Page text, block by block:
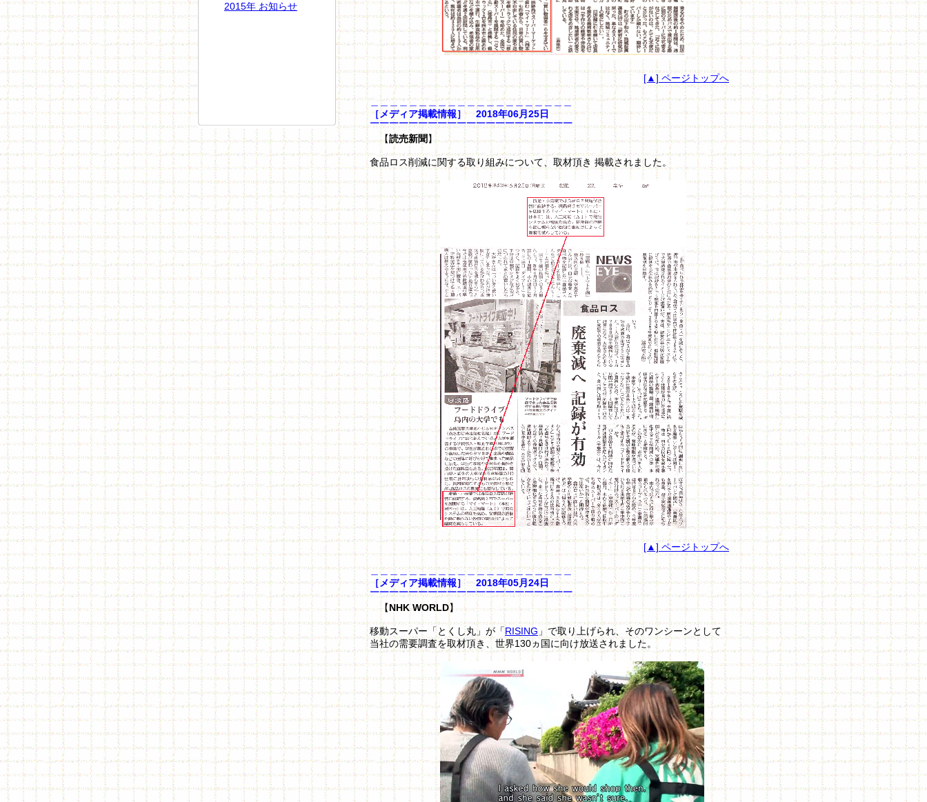
2015年 お知らせ
[▲] ページトップへ
..
＿＿＿＿＿＿＿＿＿＿＿＿＿＿＿＿＿＿＿＿＿
［メディア掲載情報］ 2018年06月25日
￣￣￣￣￣￣￣￣￣￣￣￣￣￣￣￣￣￣￣￣￣
【読売新聞】
食品ロス削減に関する取り組みについて、取材頂き 掲載されました。
[▲] ページトップへ
＿＿＿＿＿＿＿＿＿＿＿＿＿＿＿＿＿＿＿＿＿
［メディア掲載情報］ 2018年05月24日
￣￣￣￣￣￣￣￣￣￣￣￣￣￣￣￣￣￣￣￣￣
【NHK WORLD】
移動スーパー「とくし丸」が「RISING 」で取り上げられ、そのワンシーンとして
当社の需要調査を取材頂き、世界130ヵ国に向け放送されました。